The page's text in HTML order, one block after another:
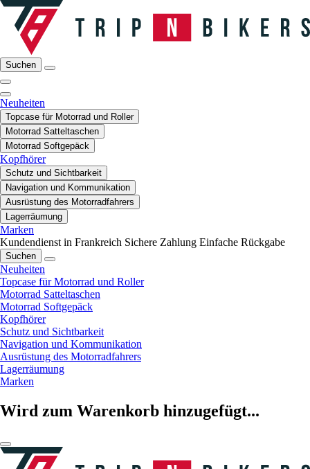
Suchen
Neuheiten
Topcase für Motorrad und Roller
Motorrad Satteltaschen
Motorrad Softgepäck
Kopfhörer
Schutz und Sichtbarkeit
Navigation und Kommunikation
Ausrüstung des Motorradfahrers
Lagerräumung
Marken
Kundendienst in Frankreich Sichere Zahlung Einfache Rückgabe
Suchen
Neuheiten
Topcase für Motorrad und Roller
Motorrad Satteltaschen
Motorrad Softgepäck
Kopfhörer
Schutz und Sichtbarkeit
Navigation und Kommunikation
Ausrüstung des Motorradfahrers
Lagerräumung
Marken
Wird zum Warenkorb hinzugefügt...